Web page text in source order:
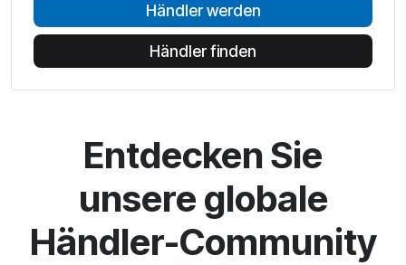
Händler werden
Händler finden
Entdecken Sie
unsere globale
Händler-Community